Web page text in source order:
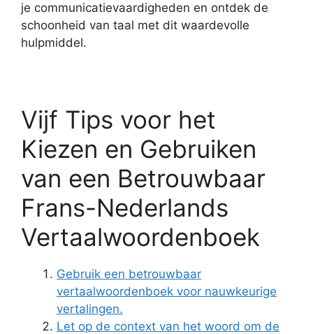
je communicatievaardigheden en ontdek de
schoonheid van taal met dit waardevolle
hulpmiddel.
Vijf Tips voor het
Kiezen en Gebruiken
van een Betrouwbaar
Frans-Nederlands
Vertaalwoordenboek
Gebruik een betrouwbaar
vertaalwoordenboek voor nauwkeurige
vertalingen.
Let op de context van het woord om de